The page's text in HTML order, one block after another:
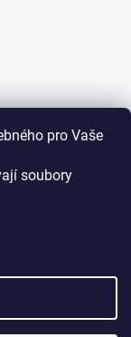
pro Vaše
soubory